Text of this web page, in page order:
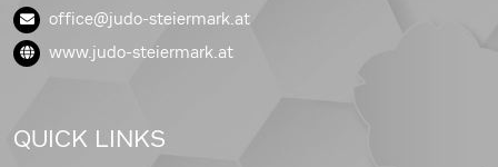
office@judo-steiermark.at
www.judo-steiermark.at
QUICK LINKS